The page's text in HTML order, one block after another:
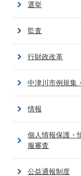
選挙
監査
行財政改革
中津川市例規集
情報
個人情報保護・
服審査
公益通報制度